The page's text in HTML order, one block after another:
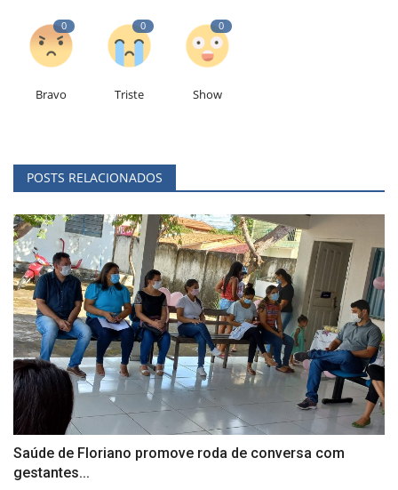
0
Bravo
0
Triste
0
Show
POSTS RELACIONADOS
Saúde de Floriano promove roda de conversa com
gestantes...